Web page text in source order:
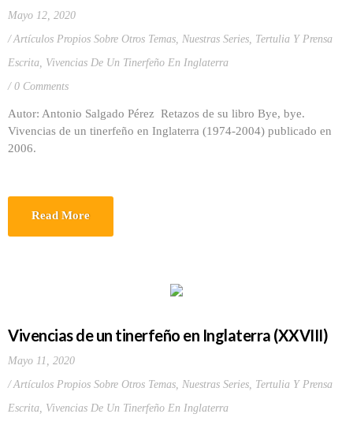
Mayo 12, 2020
Artículos Propios Sobre Otros Temas, Nuestras Series, Tertulia Y Prensa
Escrita, Vivencias De Un Tinerfeño En Inglaterra
0 Comments
Autor: Antonio Salgado Pérez Retazos de su libro Bye, bye.
Vivencias de un tinerfeño en Inglaterra (1974-2004) publicado en
2006.
Read More
Vivencias de un tinerfeño en Inglaterra (XXVIII)
Mayo 11, 2020
Artículos Propios Sobre Otros Temas, Nuestras Series, Tertulia Y Prensa
Escrita, Vivencias De Un Tinerfeño En Inglaterra